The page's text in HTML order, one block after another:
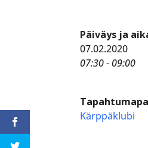
Päiväys ja
07.02.2020
07:30 - 09:00
Kärppäklubi